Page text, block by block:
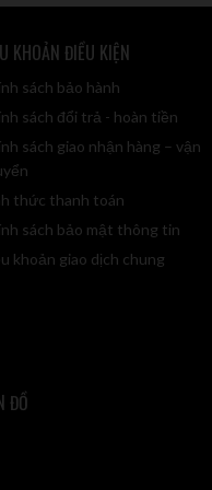
quả mâm xôi, thuốc lá,
đà vị mận và quả mâm
mà (sumptuous), và có
các món hầm, phô mai
cổ điển, phong phú
ăn đậm đà.
KHOẢN ĐIỀU KIỆN
sách bảo hành
sách đổi trả - hoàn tiền
sách giao nhận hàng – vận
thức thanh toán
sách bảo mật thông tin
khoản giao dịch chung
ĐỒ